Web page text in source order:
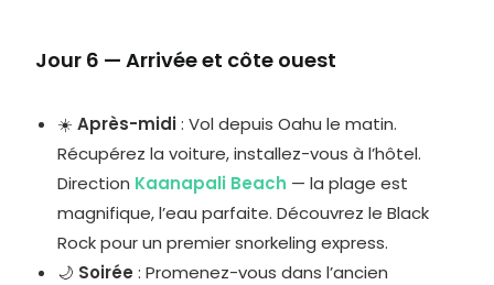
Jour 6 — Arrivée et côte ouest
☀️Après-midi: Vol depuis Oahu le matin.
Récupérez la voiture, installez-vous à l’hôtel.
Direction Kaanapali Beach — la plage est
magnifique, l’eau parfaite. Découvrez le Black
Rock pour un premier snorkeling express.
🌙 Soirée : Promenez-vous dans l’ancien